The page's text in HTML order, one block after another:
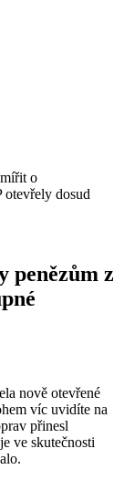
o
otevřely dosud
penězům z
nově otevřené
víc uvidíte na
přinesl
ve skutečnosti